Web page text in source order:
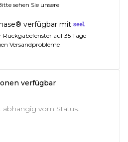
sehen Sie unsere
verfügbar mit
Rückgabefenster auf 35 Tage
Versandprobleme
verfügbar
abhängig vom Status.